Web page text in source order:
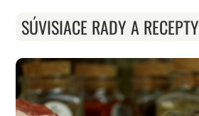
SÚVISIACE RADY A RECEPTY